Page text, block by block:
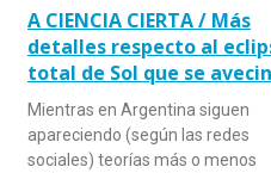
A CIENCIA CIERTA / Más
detalles respecto al
total de Sol que se
Mientras en Argentina siguen
apareciendo (según las redes
sociales) teorías más o menos